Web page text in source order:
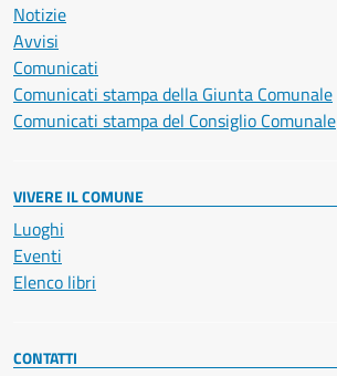
Notizie
Avvisi
Comunicati
Comunicati stampa della Giunta Comunale
Comunicati stampa del Consiglio Comunale
VIVERE IL COMUNE
Luoghi
Eventi
Elenco libri
CONTATTI